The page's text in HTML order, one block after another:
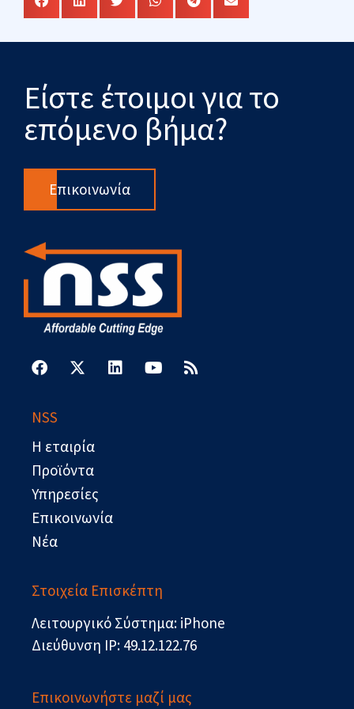
Είστε έτοιμοι για το
επόμενο βήμα?
Επικοινωνία
a
c
o
o
k
-
t
e
r
i
n
o
u
s
s
NSS
Η εταιρία
Προϊόντα
Υπηρεσίες
Επικοινωνία
Νέα
Στοιχεία Επισκέπτη
Λειτουργικό Σύστημα: iPhone
Διεύθυνση IP: 49.12.122.76
Επικοινωνήστε μαζί μας